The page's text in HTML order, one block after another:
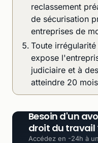
reclassement
de sécurisation
entreprises de
Toute
expose
judiciaire et à
atteindre 20
Besoin d'un
droit du travail
Accédez en -24h à